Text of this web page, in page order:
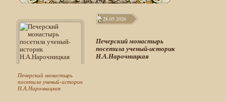
Печерский монастырь
посетила ученый-историк
Н.А.Нарочницкая
28.05.2026
Печерский монастырь
посетила ученый-историк
Н.А.Нарочницкая